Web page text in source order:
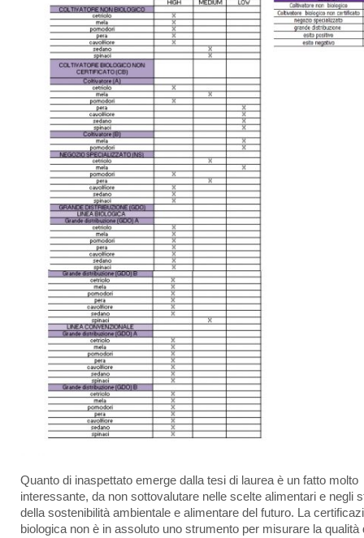
Quanto di inaspettato emerge dalla tesi di laurea è un fatto molto
interessante, da non sottovalutare nelle scelte alimentari e negli
della sostenibilità ambientale e alimentare del futuro. La
biologica non è in assoluto uno strumento per misurare la qualità